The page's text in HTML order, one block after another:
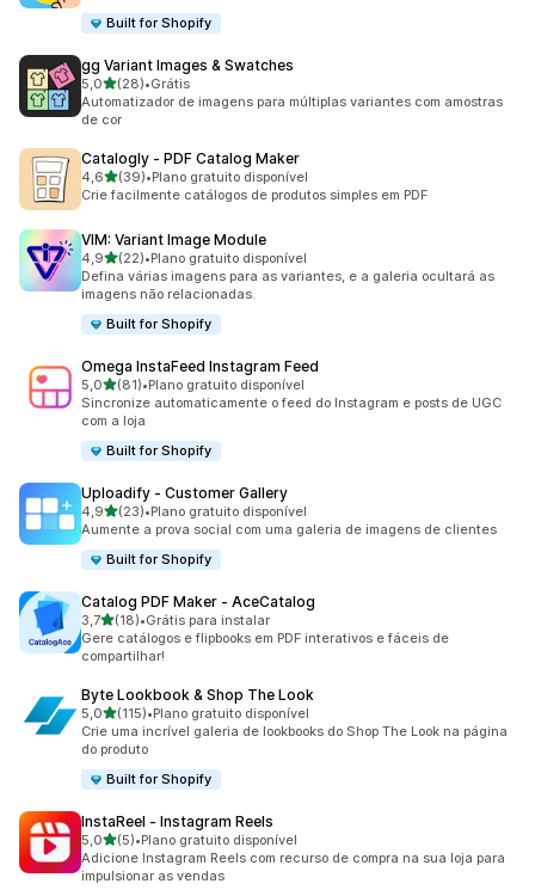
Built for Shopify
gg Variant Images & Swatches
5,0de 5 estrelas
(28)
28 avaliações ao todo
•Grátis
Automatizador de imagens para múltiplas variantes com amostras
de cor
Catalogly ‑ PDF Catalog Maker
4,6de 5 estrelas
(39)
39 avaliações ao todo
•Plano gratuito disponível
Crie facilmente catálogos de produtos simples em PDF
VIM: Variant Image Module
4,9de 5 estrelas
(22)
22 avaliações ao todo
•Plano gratuito disponível
Defina várias imagens para as variantes, e a galeria ocultará as
imagens não relacionadas.
Built for Shopify
Omega InstaFeed Instagram Feed
5,0de 5 estrelas
(81)
81 avaliações ao todo
•Plano gratuito disponível
Sincronize automaticamente o feed do Instagram e posts de UGC
com a loja
Built for Shopify
Uploadify ‑ Customer Gallery
4,9de 5 estrelas
(23)
23 avaliações ao todo
•Plano gratuito disponível
Aumente a prova social com uma galeria de imagens de clientes
Built for Shopify
Catalog PDF Maker ‑ AceCatalog
3,7de 5 estrelas
(18)
18 avaliações ao todo
•Grátis para instalar
Gere catálogos e flipbooks em PDF interativos e fáceis de
compartilhar!
Byte Lookbook & Shop The Look
5,0de 5 estrelas
(115)
115 avaliações ao todo
•Plano gratuito disponível
Crie uma incrível galeria de lookbooks do Shop The Look na página
do produto
Built for Shopify
InstaReel ‑ Instagram Reels
5,0de 5 estrelas
(5)
5 avaliações ao todo
•Plano gratuito disponível
Adicione Instagram Reels com recurso de compra na sua loja para
impulsionar as vendas